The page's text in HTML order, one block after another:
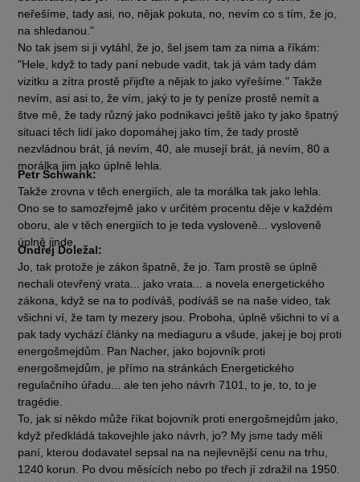
neřešíme, tady asi, no, nějak pokuta, no, nevím co s tím, že jo,
na shledanou."
No tak jsem si ji vytáhl, že jo, šel jsem tam za nima a říkám:
"Hele, když to tady paní nebude vadit, tak já vám tady dám
vizitku a zítra prostě přijďte a nějak to jako vyřešíme." Takže
nevím, asi asi to, že vím, jaký to je ty peníze prostě nemít a
štve mě, že tady různý jako podnikavci ještě jako ty jako špatný
situaci těch lidí jako dopomáhej jako tím, že tady prostě
nezvládnou brát, já nevím, 40, ale musejí brát, já nevím, 80 a
morálka jim jako úplně lehla.
Petr Schwank:
Takže zrovna v těch energiích, ale ta morálka tak jako lehla.
Ono se to samozřejmě jako v určitém procentu děje v každém
oboru, ale v těch energiích to je teda vysloveně... vysloveně
úplně jinde.
Ondřej Doležal:
Jo, tak protože je zákon špatně, že jo. Tam prostě se úplně
nechali otevřený vrata... jako vrata... a novela energetického
zákona, když se na to podíváš, podíváš se na naše video, tak
všichni ví, že tam ty mezery jsou. Proboha, úplně všichni to ví a
pak tady vychází články na mediaguru a všude, jakej je boj proti
energošmejdům. Pan Nacher, jako bojovník proti
energošmejdům, je přímo na stránkách Energetického
regulačního úřadu... ale ten jeho návrh 7101, to je, to, to je
tragédie.
To, jak si někdo může říkat bojovník proti energošmejdům jako,
když předkládá takovejhle jako návrh, jo? My jsme tady měli
paní, kterou dodavatel sepsal na na nejlevnější cenu na trhu,
1240 korun. Po dvou měsících nebo po třech jí zdražil na 1950.